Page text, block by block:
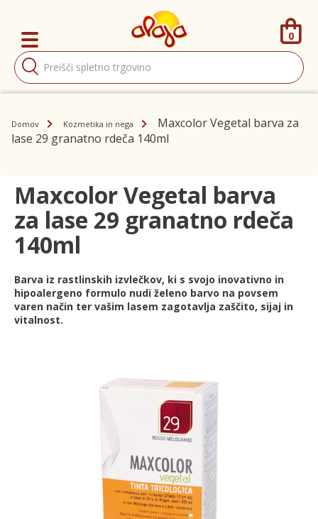
Products
search
0
Domov Kozmetika in nega
Maxcolor Vegetal barva za
lase 29 granatno rdeča 140ml
Maxcolor Vegetal barva
za lase 29 granatno rdeča
140ml
Barva iz rastlinskih izvlečkov, ki s svojo inovativno in
hipoalergeno formulo nudi želeno barvo na povsem
varen način ter vašim lasem zagotavlja zaščito, sijaj in
vitalnost.